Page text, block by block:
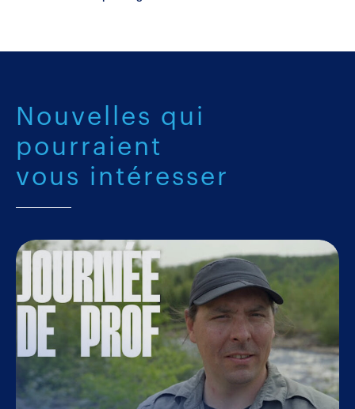
Nouvelles qui
pourraient
vous intéresser